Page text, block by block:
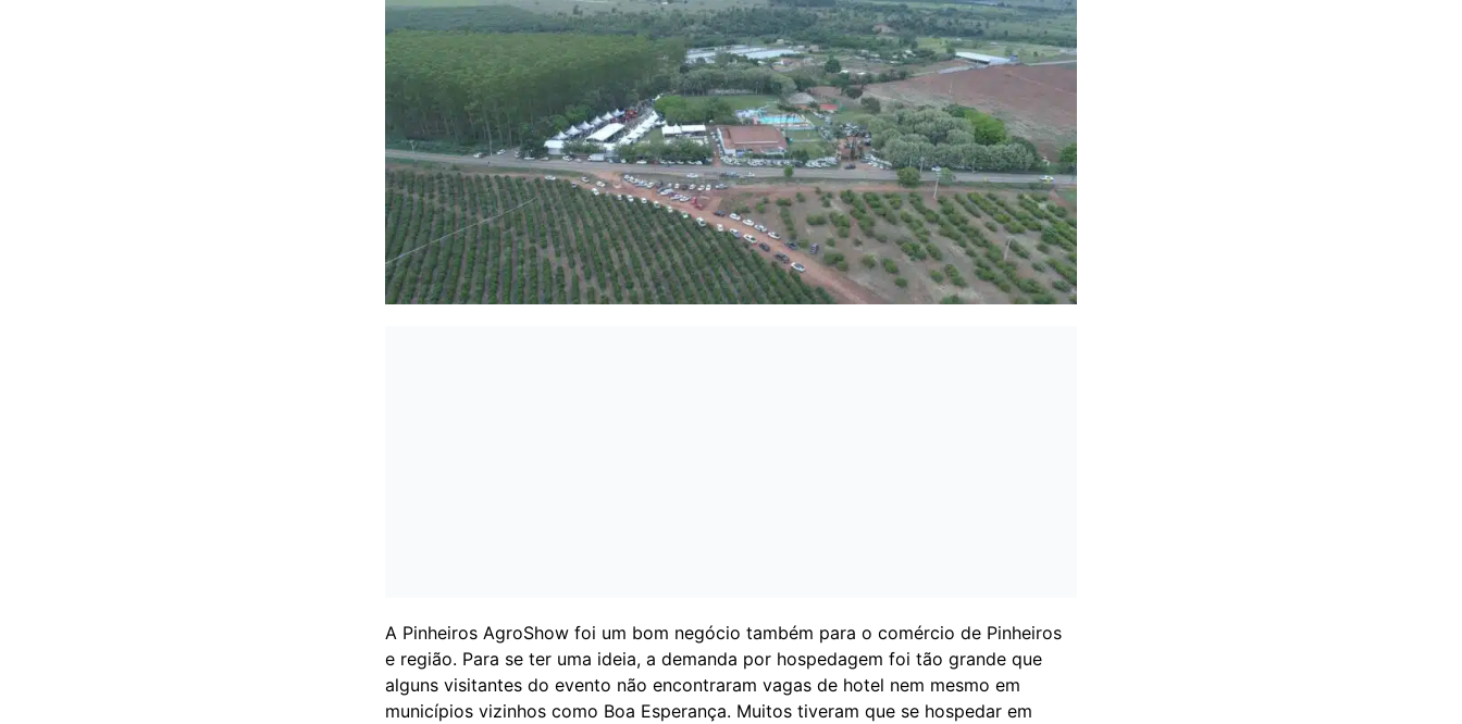
A Pinheiros AgroShow foi um bom negócio também para o comércio de Pinheiros
e região. Para se ter uma ideia, a demanda por hospedagem foi tão grande que
alguns visitantes do evento não encontraram vagas de hotel nem mesmo em
municípios vizinhos como Boa Esperança. Muitos tiveram que se hospedar em